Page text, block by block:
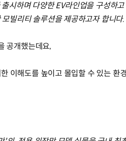
시하며 다양한 EV라인업을 구성하
빌리티 솔루션을 제공하고자 합니다.
공개했는데요,
이해도를 높이고 몰입할 수 있는 환